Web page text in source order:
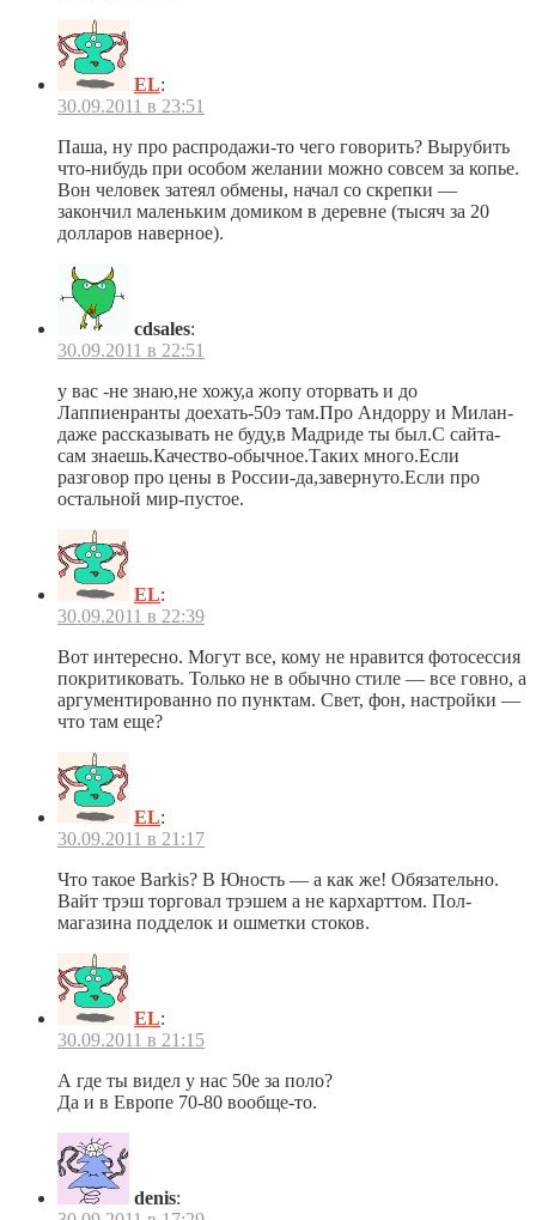
EL:
30.09.2011 в 23:51
Паша, ну про распродажи-то чего говорить? Вырубить
что-нибудь при особом желании можно совсем за копье.
Вон человек затеял обмены, начал со скрепки —
закончил маленьким домиком в деревне (тысяч за 20
долларов наверное).
cdsales:
30.09.2011 в 22:51
у вас -не знаю,не хожу,а жопу оторвать и до
Лаппиенранты доехать-50э там.Про Андорру и Милан-
даже рассказывать не буду,в Мадриде ты был.С сайта-
сам знаешь.Качество-обычное.Таких много.Если
разговор про цены в России-да,завернуто.Если про
остальной мир-пустое.
EL:
30.09.2011 в 22:39
Вот интересно. Могут все, кому не нравится фотосессия
покритиковать. Только не в обычно стиле — все говно, а
аргументированно по пунктам. Свет, фон, настройки —
что там еще?
EL:
30.09.2011 в 21:17
Что такое Barkis? В Юность — а как же! Обязательно.
Вайт трэш торговал трэшем а не кархарттом. Пол-
магазина подделок и ошметки стоков.
EL:
30.09.2011 в 21:15
А где ты видел у нас 50е за поло?
Да и в Европе 70-80 вообще-то.
denis: